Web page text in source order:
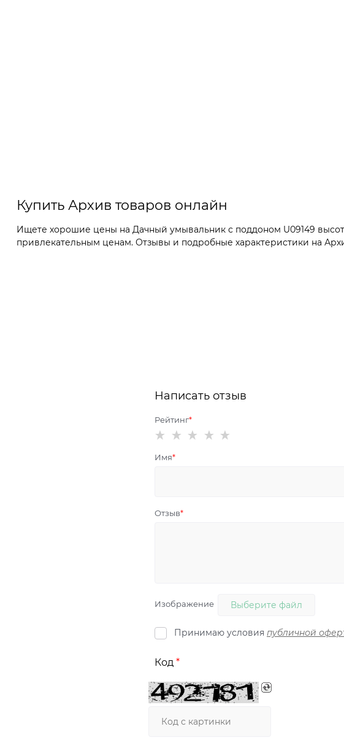
Купить Архив товаров онлайн
Ищете хорошие цены на Дачный умывальник с поддоном U09149
привлекательным ценам. Отзывы и подробные характеристики на
Написать отзыв
Рейтинг
Имя
Отзыв
Изображение Выберите файл
Принимаю условия публичной
Код